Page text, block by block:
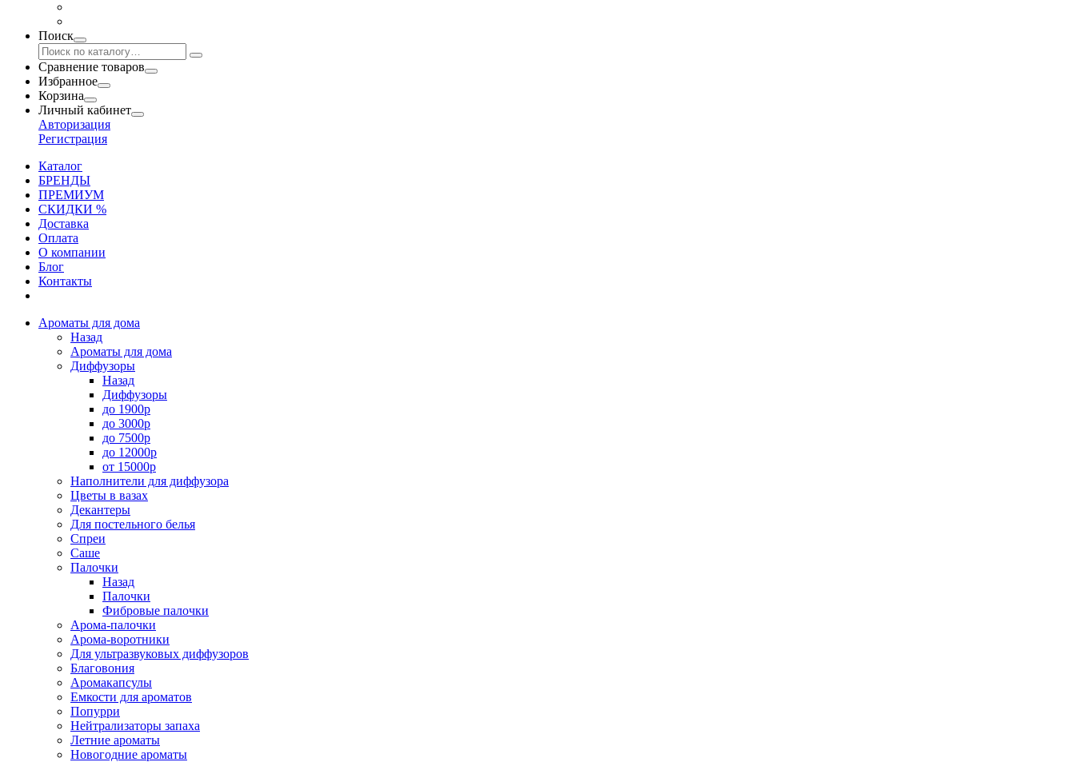
Поиск
Сравнение товаров
Избранное
Корзина
Личный кабинет
Авторизация
Регистрация
Каталог
БРЕНДЫ
ПРЕМИУМ
СКИДКИ %
Доставка
Оплата
О компании
Блог
Контакты
Ароматы для дома
Назад
Ароматы для дома
Диффузоры
Назад
Диффузоры
до 1900р
до 3000р
до 7500р
до 12000р
от 15000р
Наполнители для диффузора
Цветы в вазах
Декантеры
Для постельного белья
Спреи
Саше
Палочки
Назад
Палочки
Фибровые палочки
Арома-палочки
Арома-воротники
Для ультразвуковых диффузоров
Благовония
Аромакапсулы
Емкости для ароматов
Попурри
Нейтрализаторы запаха
Летние ароматы
Новогодние ароматы